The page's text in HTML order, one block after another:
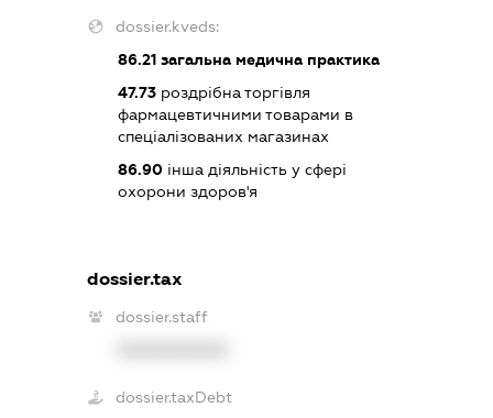
dossier.kveds:
86.21 загальна медична практика
47.73 роздрібна торгівля
фармацевтичними товарами в
спеціалізованих магазинах
86.90 інша діяльність у сфері
охорони здоров'я
dossier.tax
dossier.staff
dossier.taxDebt